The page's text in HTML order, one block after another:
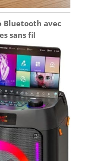
Bluetooth avec
sans fil